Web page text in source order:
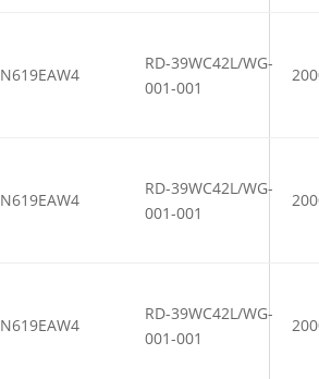
N619EAW4
RD-39WC42L/WG-
001-001
N619EAW4
RD-39WC42L/WG-
001-001
N619EAW4
RD-39WC42L/WG-
001-001